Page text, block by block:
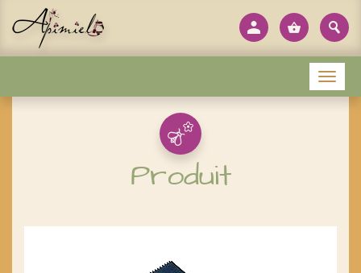
Produit
Menu
Panneau de gestion des cookies